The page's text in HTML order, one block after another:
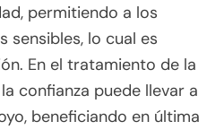
permitiendo a los
sensibles, lo cual es
En el tratamiento de la
confianza puede llevar a
beneficiando en última